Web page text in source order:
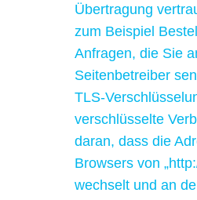
Übertragung
zum Beispiel
Anfragen, die Sie
Seitenbetreiber
TLS-
verschlüsselte
daran, dass die
Browsers von
wechselt und an